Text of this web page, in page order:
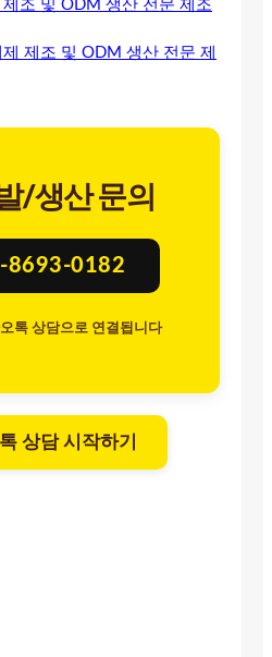
조 및 ODM 생산 전문 제조
제조 및 ODM 생산 전문 제
/생산 문의
8693-0182
톡 상담으로 연결됩니다
상담 시작하기